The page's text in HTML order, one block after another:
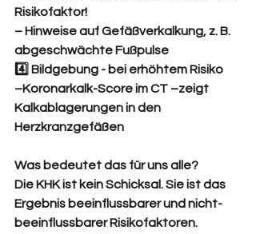
Risikofaktor!
– Hinweise auf Gefäßverkalkung, z. B.
abgeschwächte Fußpulse
4️⃣ Bildgebung - bei erhöhtem Risiko
–Koronarkalk-Score im CT –zeigt
Kalkablagerungen in den
Herzkranzgefäßen
Was bedeutet das für uns alle?
Die KHK ist kein Schicksal. Sie ist das
Ergebnis beeinflussbarer und nicht-
beeinflussbarer Risikofaktoren.